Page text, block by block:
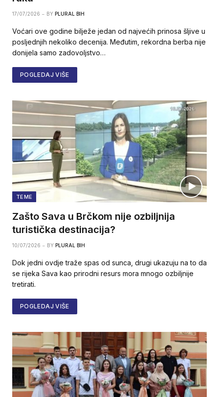
17/07/2026 BY PLURAL BIH
Voćari ove godine bilježe jedan od najvećih prinosa šljive u
posljednjih nekoliko decenija. Međutim, rekordna berba nije
donijela samo zadovoljstvo…
POGLEDAJ VIŠE
TEME
Zašto Sava u Brčkom nije ozbiljnija
turistička destinacija?
10/07/2026 BY PLURAL BIH
Dok jedni ovdje traže spas od sunca, drugi ukazuju na to da
se rijeka Sava kao prirodni resurs mora mnogo ozbiljnije
tretirati.
POGLEDAJ VIŠE